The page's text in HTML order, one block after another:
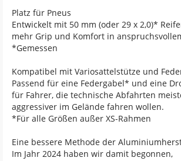
Platz für Pneus
Entwickelt mit 50 mm (oder 29 x 2,0)*
mehr Grip und Komfort in
*Gemessen
Kompatibel mit Variosattelstütze und
Passend für eine Federgabel* und eine
für Fahrer, die technische Abfahrten
aggressiver im Gelände fahren wollen.
*Für alle Größen außer XS-Rahmen
Eine bessere Methode der
Im Jahr 2024 haben wir damit begonnen,